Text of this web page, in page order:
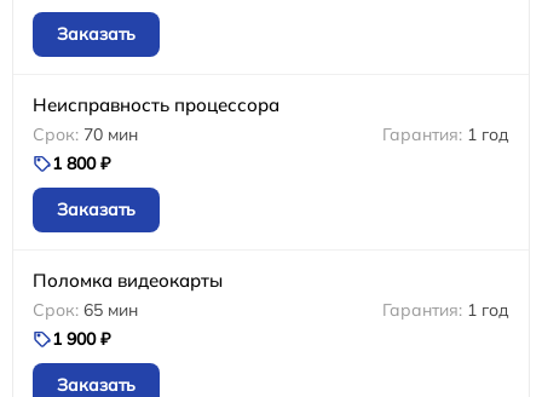
Заказать
Неисправность процессора
70 мин
1 год
1 800 ₽
Заказать
Поломка видеокарты
65 мин
1 год
1 900 ₽
Заказать